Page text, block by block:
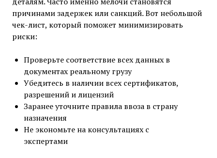
причинами задержек или санкций. Вот небольшой
чек-лист, который поможет минимизировать
риски:
Проверьте соответствие всех данных в
документах реальному грузу
Убедитесь в наличии всех сертификатов,
разрешений и лицензий
Заранее уточните правила ввоза в страну
назначения
Не экономьте на консультациях с
экспертами